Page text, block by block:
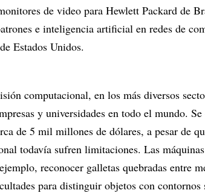
de video para Hewlett Packard de
e inteligencia artificial en redes de
Estados Unidos.
computacional, en los más diversos
y universidades en todo el mundo.
de 5 mil millones de dólares, a pesar de
todavía sufren limitaciones. Las
reconocer galletas quebradas entre
para distinguir objetos con contornos